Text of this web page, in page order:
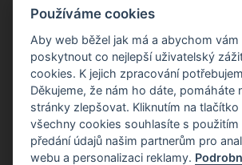
(12:00 - 12:30 pauza)
Napište nám kdykoliv!
info@apiso.cz
Používáme cookies
Aby web běžel jak má a abychom vám
poskytnout co nejlepší uživatelský
cookies. K jejich zpracování
Děkujeme, že nám ho dáte, pomáháte
stránky zlepšovat. Kliknutím na tlačítko
všechny cookies souhlasíte s
předání údajů našim partnerům pro
webu a personalizaci reklamy.